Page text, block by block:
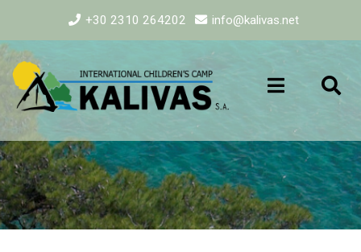
+30 2310 264202 info@kalivas.net